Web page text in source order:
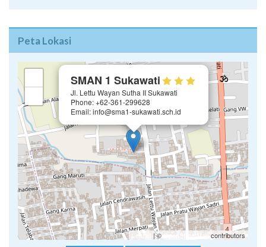
Peta Lokasi
SMAN 1 Sukawati
Jl. Lettu Wayan Sutha II Sukawati
Phone: +62-361-299628
Email: info@sma1-sukawati.sch.id
Leaflet | ©OpenStreetMap contributors